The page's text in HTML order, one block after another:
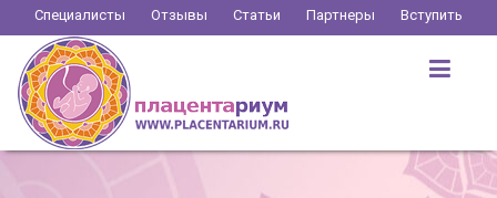
Перейти
к
содержимому
Специалисты Отзывы Статьи Партнеры Вступить